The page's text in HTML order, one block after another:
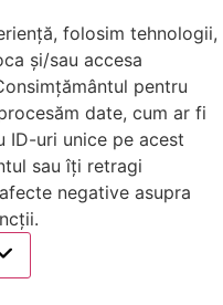
folosim tehnologii,
și/sau accesa
pentru
date, cum ar fi
ID-uri unice pe acest
sau îți retragi
negative asupra